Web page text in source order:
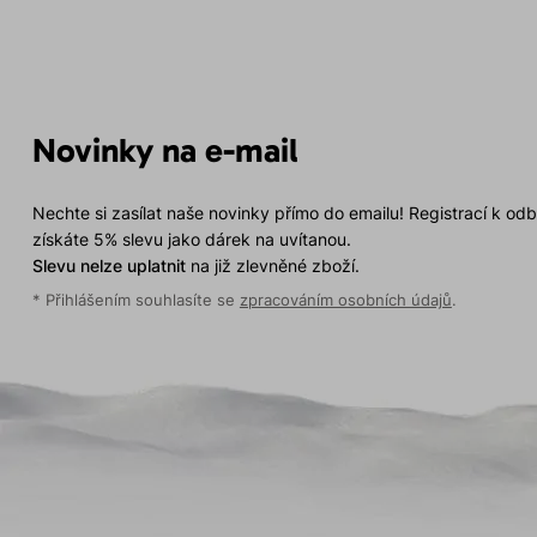
Novinky na e-mail
Nechte si zasílat naše novinky přímo do emailu! Registrací k
získáte 5% slevu jako dárek na uvítanou.
Slevu nelze uplatnitna již zlevněné zboží.
* Přihlášením souhlasíte se zpracováním osobních údajů.